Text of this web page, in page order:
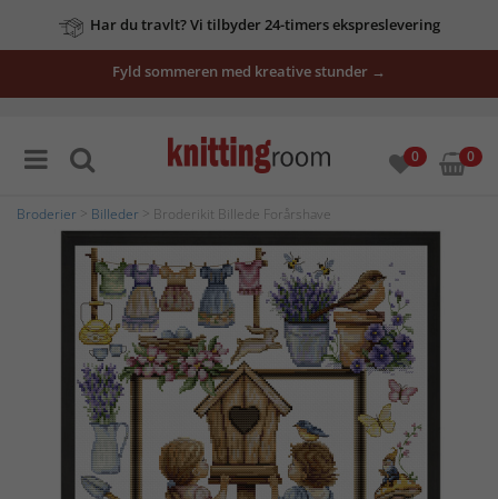
Har du travlt? Vi tilbyder 24-timers ekspreslevering
Fyld sommeren med kreative stunder →
0 0
Broderier Billeder > Broderikit Billede Forårshave